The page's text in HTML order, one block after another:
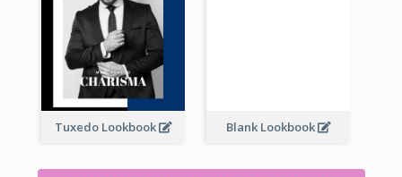
Tuxedo Lookbook Blank Lookbook